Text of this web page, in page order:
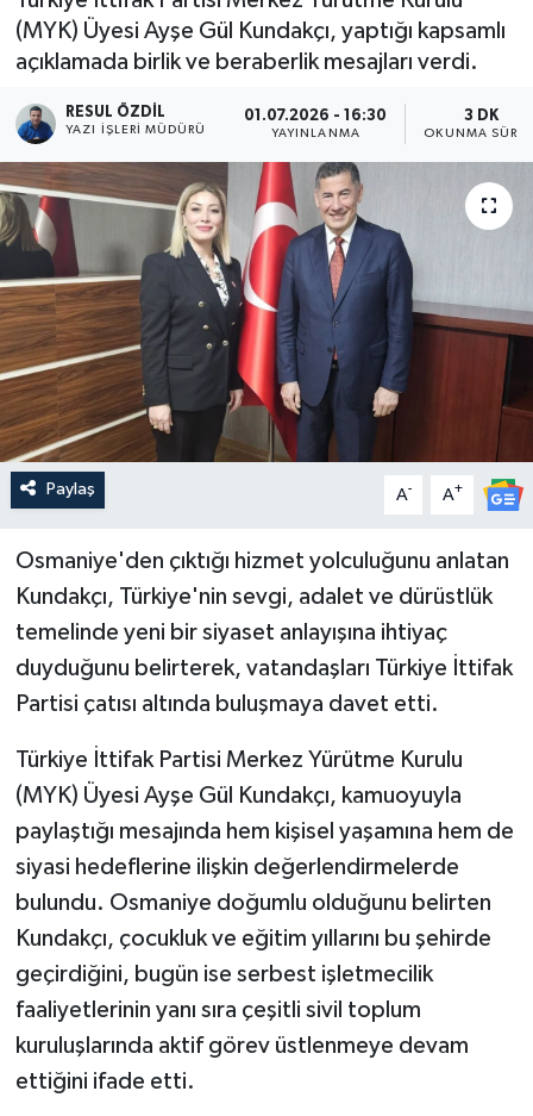
(MYK) Üyesi Ayşe Gül Kundakçı, yaptığı kapsamlı
açıklamada birlik ve beraberlik mesajları verdi.
RESUL ÖZDIL
YAZI İŞLERI MÜDÜRÜ
01.07.2026 - 16:30
YAYINLANMA
3 DK
OKUNMA
Paylaş A- A+
Osmaniye'den çıktığı hizmet yolculuğunu anlatan
Kundakçı, Türkiye'nin sevgi, adalet ve dürüstlük
temelinde yeni bir siyaset anlayışına ihtiyaç
duyduğunu belirterek, vatandaşları Türkiye İttifak
Partisi çatısı altında buluşmaya davet etti.
Türkiye İttifak Partisi Merkez Yürütme Kurulu
(MYK) Üyesi Ayşe Gül Kundakçı, kamuoyuyla
paylaştığı mesajında hem kişisel yaşamına hem de
siyasi hedeflerine ilişkin değerlendirmelerde
bulundu. Osmaniye doğumlu olduğunu belirten
Kundakçı, çocukluk ve eğitim yıllarını bu şehirde
geçirdiğini, bugün ise serbest işletmecilik
faaliyetlerinin yanı sıra çeşitli sivil toplum
kuruluşlarında aktif görev üstlenmeye devam
ettiğini ifade etti.